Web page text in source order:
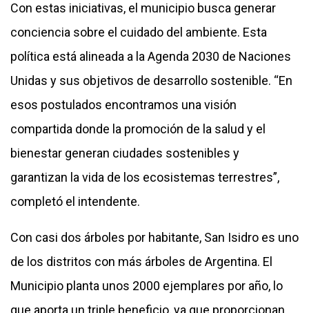
Con estas iniciativas, el municipio busca generar
conciencia sobre el cuidado del ambiente. Esta
política está alineada a la Agenda 2030 de Naciones
Unidas y sus objetivos de desarrollo sostenible. “En
esos postulados encontramos una visión
compartida donde la promoción de la salud y el
bienestar generan ciudades sostenibles y
garantizan la vida de los ecosistemas terrestres”,
completó el intendente.
Con casi dos árboles por habitante, San Isidro es uno
de los distritos con más árboles de Argentina. El
Municipio planta unos 2000 ejemplares por año, lo
que aporta un triple beneficio, ya que proporcionan